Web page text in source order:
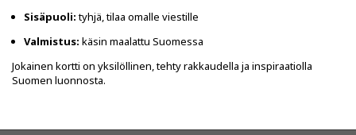
Sisäpuoli:tyhjä, tilaa omalle viestille
Valmistus: käsin maalattu Suomessa
Jokainen kortti on yksilöllinen, tehty rakkaudella ja inspiraatiolla
Suomen luonnosta.